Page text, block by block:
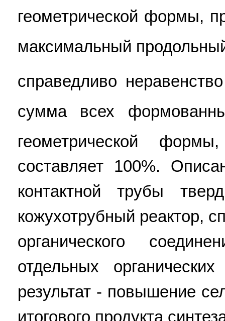
геометрической формы,
максимальный
справедливо
сумма всех
геометрической
составляет 100%.
контактной трубы
кожухотрубный реактор,
органического
отдельных
результат - повышение
итогового продукта